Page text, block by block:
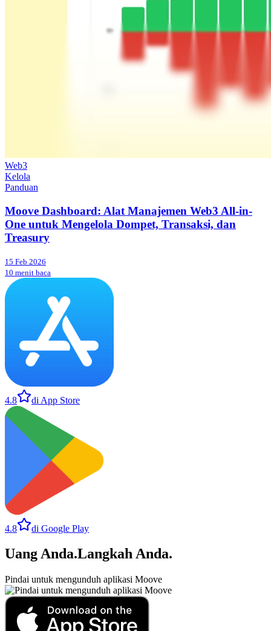
Web3
Kelola
Panduan
Moove Dashboard: Alat Manajemen Web3 All-in-
One untuk Mengelola Dompet, Transaksi, dan
Treasury
15 Feb 2026
10 menit baca
4.8 di App Store
4.8 di Google Play
Uang Anda.Langkah Anda.
Pindai untuk mengunduh aplikasi Moove